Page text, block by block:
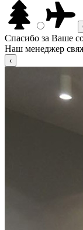
Спасибо за Ваше
Наш менеджер